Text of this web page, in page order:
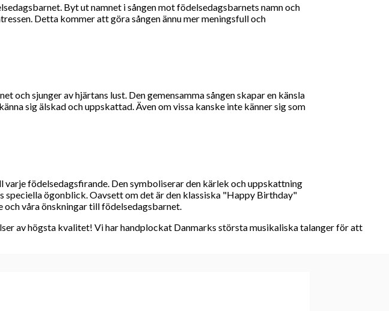
Byt ut namnet i sången mot födelsedagsbarnets namn och
Detta kommer att göra sången ännu mer meningsfull och
och sjunger av hjärtans lust. Den gemensamma sången skapar en känsla
sig älskad och uppskattad. Även om vissa kanske inte känner sig som
födelsedagsfirande. Den symboliserar den kärlek och uppskattning
ögonblick. Oavsett om det är den klassiska "Happy Birthday"
våra önskningar till födelsedagsbarnet.
av högsta kvalitet! Vi har handplockat Danmarks största musikaliska talanger för att